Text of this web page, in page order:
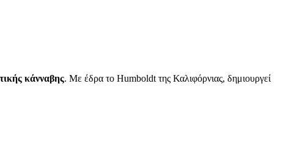
κάνναβης. Με έδρα το Humboldt της Καλιφόρνιας, δημιουργεί